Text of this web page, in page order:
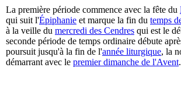
La première période commence avec la fête du
qui suit l'Épiphanie et marque la fin du temps
à la veille du mercredi des Cendres qui est le
seconde période de temps ordinaire débute
poursuit jusqu'à la fin de l'année liturgique, la
démarrant avec le premier dimanche de l'Avent.